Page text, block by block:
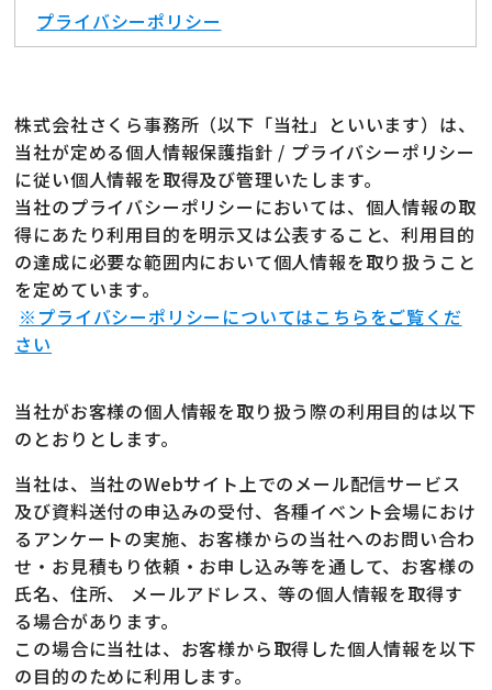
プライバシーポリシー
株式会社さくら事務所（以下「当社」といいます）は、
当社が定める個人情報保護指針 / プライバシーポリシー
に従い個人情報を取得及び管理いたします。
当社のプライバシーポリシーにおいては、個人情報の取
得にあたり利用目的を明示又は公表すること、利用目的
の達成に必要な範囲内において個人情報を取り扱うこと
を定めています。
※プライバシーポリシーについてはこちらをご覧くだ
さい
当社がお客様の個人情報を取り扱う際の利用目的は以下
のとおりとします。
当社は、当社のWebサイト上でのメール配信サービス
及び資料送付の申込みの受付、各種イベント会場におけ
るアンケートの実施、お客様からの当社へのお問い合わ
せ・お見積もり依頼・お申し込み等を通して、お客様の
氏名、住所、 メールアドレス、等の個人情報を取得す
る場合があります。
この場合に当社は、お客様から取得した個人情報を以下
の目的のために利用します。